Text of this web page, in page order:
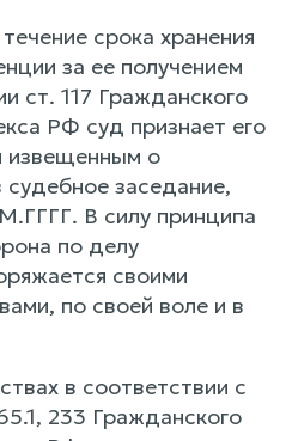
срока хранения
за ее получением
ст. 117 Гражданского
РФ суд признает его
о
заседание,
В силу принципа
по делу
своими
по своей воле и в
в соответствии с
233 Гражданского